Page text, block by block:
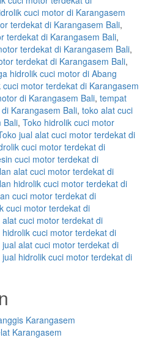
cuci motor di Karangasem
terdekat di Karangasem Bali,
terdekat di Karangasem Bali,
terdekat di Karangasem Bali,
terdekat di Karangasem Bali,
hidrolik cuci motor di Abang
motor terdekat di Karangasem
di Karangasem Bali, tempat
Karangasem Bali, toko alat cuci
Bali, Toko hidrolik cuci motor
jual alat cuci motor terdekat di
cuci motor terdekat di
cuci motor terdekat di
alat cuci motor terdekat di
hidrolik cuci motor terdekat di
cuci motor terdekat di
cuci motor terdekat di
cuci motor terdekat di
cuci motor terdekat di
alat cuci motor terdekat di
hidrolik cuci motor terdekat di
Karangasem
Karangasem